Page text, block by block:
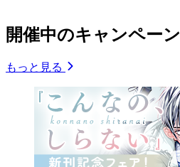
開催中のキャンペーン
もっと見る